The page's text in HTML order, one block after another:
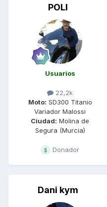
POLI
Usuarios
22,2k
Moto: SD300 Titanio
Variador Malossi
Ciudad: Molina de
Segura (Murcia)
Donador
Dani kym